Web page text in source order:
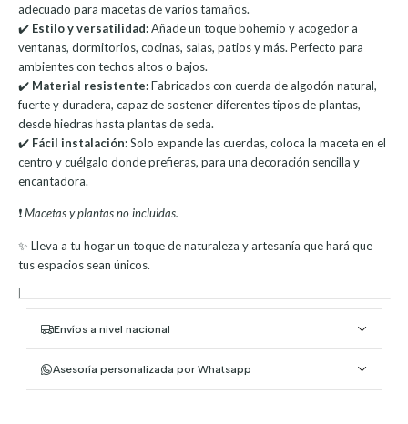
adecuado para macetas de varios tamaños.
✔️ Estilo y versatilidad:Añade un toque bohemio y acogedor a
ventanas, dormitorios, cocinas, salas, patios y más. Perfecto para
ambientes con techos altos o bajos.
✔️ Material resistente:Fabricados con cuerda de algodón natural,
fuerte y duradera, capaz de sostener diferentes tipos de plantas,
desde hiedras hasta plantas de seda.
✔️ Fácil instalación:Solo expande las cuerdas, coloca la maceta en el
centro y cuélgalo donde prefieras, para una decoración sencilla y
encantadora.
❗Macetas y plantas no incluidas.
✨ Lleva a tu hogar un toque de naturaleza y artesanía que hará que
tus espacios sean únicos.
Envíos a nivel nacional
Asesoría personalizada por Whatsapp